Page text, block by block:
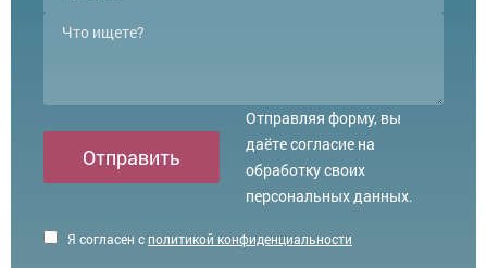
Я согласен сполитикой конфиденциальности
Отправить
Отправляя форму, вы
даёте согласие на
обработку своих
персональных данных.